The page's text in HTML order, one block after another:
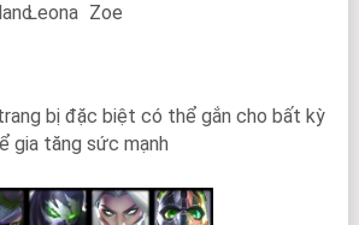
Leona Zoe
bị đặc biệt có thể gắn cho bất kỳ
gia tăng sức mạnh